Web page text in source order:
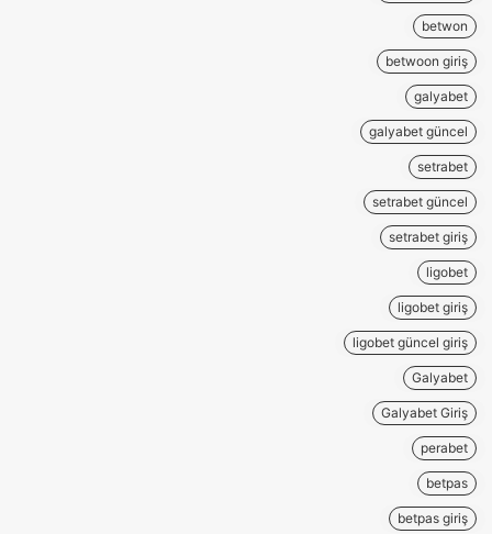
betwon
betwoon giriş
galyabet
galyabet güncel
setrabet
setrabet güncel
setrabet giriş
ligobet
ligobet giriş
ligobet güncel giriş
Galyabet
Galyabet Giriş
perabet
betpas
betpas giriş